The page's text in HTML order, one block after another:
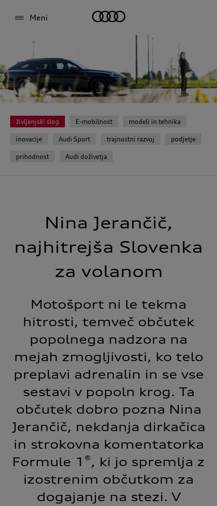
Meni
življenjski slog E-mobilnost modeli in tehnika
inovacije Audi Sport trajnostni razvoj podjetje
prihodnost Audi doživetja
Nina Jerančič,
najhitrejša Slovenka
za volanom
Motošport ni le tekma
hitrosti, temveč občutek
popolnega nadzora na
mejah zmogljivosti, ko telo
preplavi adrenalin in se vse
sestavi v popoln krog. Ta
občutek dobro pozna Nina
Jerančič, nekdanja dirkačica
in strokovna komentatorka
Formule 1 ®, ki jo spremlja z
izostrenim občutkom za
dogajanje na stezi. V